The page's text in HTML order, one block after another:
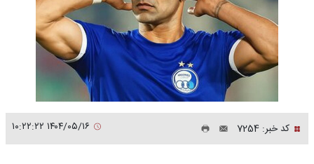
کد خبر: 7254